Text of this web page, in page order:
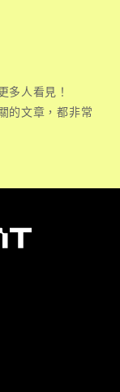
多人看見！
的文章，都非常